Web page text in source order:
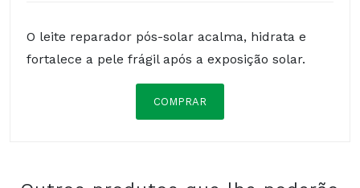
O leite reparador pós-solar acalma, hidrata e
fortalece a pele frágil após a exposição solar.
COMPRAR